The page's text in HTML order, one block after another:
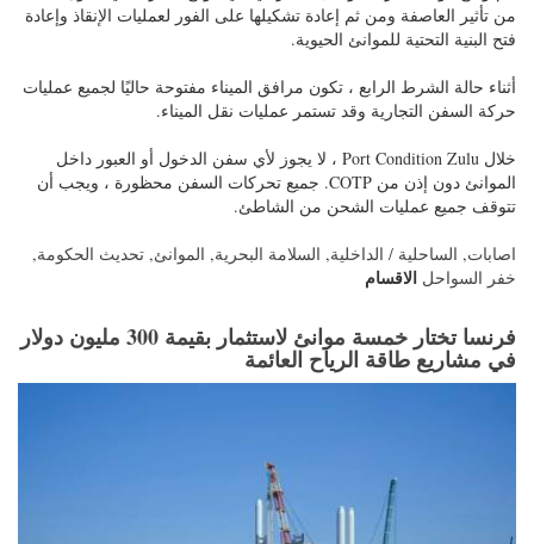
من تأثير العاصفة ومن ثم إعادة تشكيلها على الفور لعمليات الإنقاذ وإعادة
فتح البنية التحتية للموانئ الحيوية.
أثناء حالة الشرط الرابع ، تكون مرافق الميناء مفتوحة حاليًا لجميع عمليات
حركة السفن التجارية وقد تستمر عمليات نقل الميناء.
خلال Port Condition Zulu ، لا يجوز لأي سفن الدخول أو العبور داخل
الموانئ دون إذن من COTP. جميع تحركات السفن محظورة ، ويجب أن
تتوقف جميع عمليات الشحن من الشاطئ.
اصابات, الساحلية / الداخلية, السلامة البحرية, الموانئ, تحديث الحكومة,
خفر السواحل الاقسام
فرنسا تختار خمسة موانئ لاستثمار بقيمة 300 مليون دولار
في مشاريع طاقة الرياح العائمة